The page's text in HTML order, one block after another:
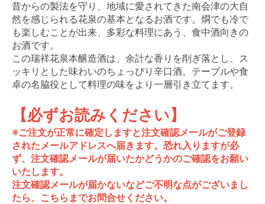
昔からの製法を守り、地域に愛されてきた南会津の大自
然を感じられる花泉の基本となるお酒です。燗でも冷で
も楽しむことが出来、多彩な料理にあう、食中酒向きの
お酒です。
この瑞祥花泉本醸造酒は、余計な香りを削ぎ落とし、ス
ッキリとした味わいのちょっぴり辛口酒。テーブルや食
卓の名脇役として料理の味をより一層引き立てます。
【必ずお読みください】
※ご注文が正常に確定しますと注文確認メールがご登録
されたメールアドレスへ届きます。恐れ入りますが必
ず、注文確認メールが届いたかどうかのご確認をお願い
いたします。
注文確認メールが届かないなどご不明な点がございまし
たら、こちらまでお問合せください。